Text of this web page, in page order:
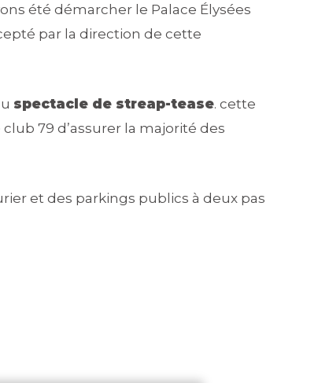
été démarcher le Palace Élysées
par la direction de cette
spectacle de streap-tease. cette
79 d’assurer la majorité des
et des parkings publics à deux pas